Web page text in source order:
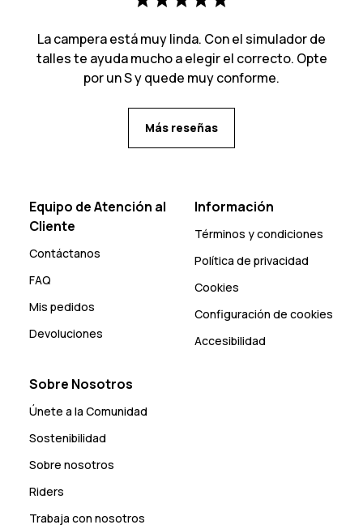
La campera está muy linda. Con el simulador de
talles te ayuda mucho a elegir el correcto. Opte
por un S y quede muy conforme.
Más reseñas
Equipo de Atención al
Cliente
Contáctanos
FAQ
Mis pedidos
Devoluciones
Información
Términos y condiciones
Política de privacidad
Cookies
Configuración de cookies
Accesibilidad
Sobre Nosotros
Únete a la Comunidad
Sostenibilidad
Sobre nosotros
Riders
Trabaja con nosotros